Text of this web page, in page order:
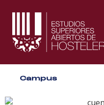
Campus